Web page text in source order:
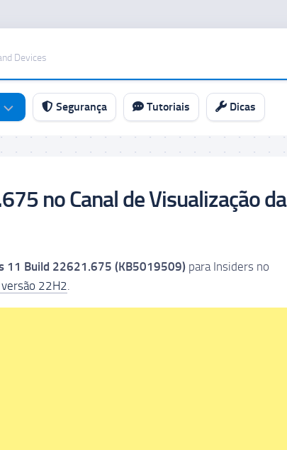
Devices
Segurança Tutoriais Dicas
no Canal de Visualização da
11 Build 22621.675 (KB5019509) para Insiders no
22H2.